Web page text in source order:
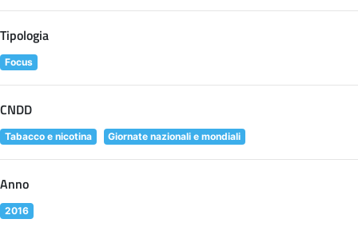
Tipologia
Focus
CNDD
Tabacco e nicotina Giornate nazionali e mondiali
Anno
2016